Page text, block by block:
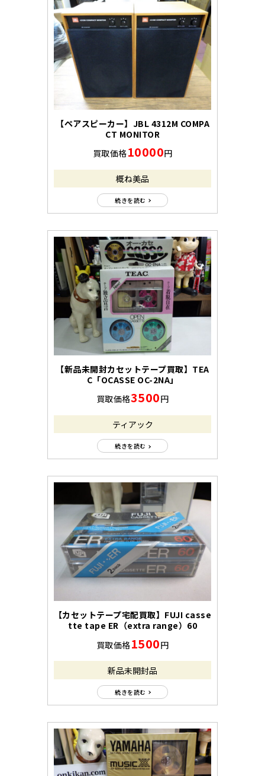
【ペアスピーカー】JBL 4312M COMPA
CT MONITOR
買取価格10000円
概ね美品
続きを読む
【新品未開封カセットテープ買取】TEA
C「OCASSE OC-2NA」
買取価格3500円
ティアック
続きを読む
【カセットテープ宅配買取】FUJI casse
tte tape ER（extra range）60
買取価格1500円
新品未開封品
続きを読む